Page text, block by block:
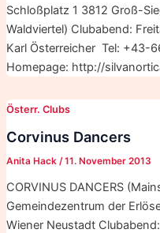
Schloßplatz 1 3812 Groß-
Waldviertel) Clubabend:
Karl Österreicher Tel: +43-
Homepage: http://
Österr. Clubs
Corvinus Dancers
Anita Hack /11. November 2013
CORVINUS DANCERS
Gemeindezentrum der
Wiener Neustadt